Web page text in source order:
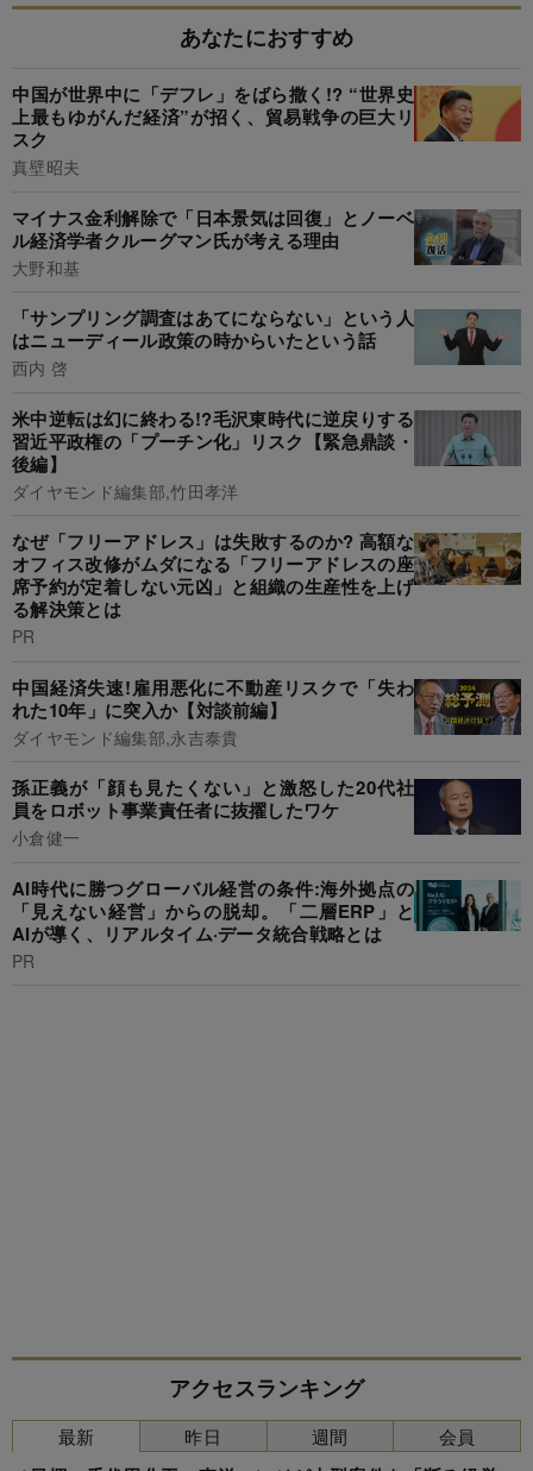
あなたにおすすめ
中国が世界中に「デフレ」をばら撒く!? “世界史
上最もゆがんだ経済”が招く、貿易戦争の巨大リ
スク
真壁昭夫
マイナス金利解除で「日本景気は回復」とノーベ
ル経済学者クルーグマン氏が考える理由
大野和基
「サンプリング調査はあてにならない」という人
はニューディール政策の時からいたという話
西内 啓
米中逆転は幻に終わる!?毛沢東時代に逆戻りする
習近平政権の「プーチン化」リスク【緊急鼎談・
後編】
ダイヤモンド編集部,竹田孝洋
なぜ「フリーアドレス」は失敗するのか? 高額な
オフィス改修がムダになる「フリーアドレスの座
席予約が定着しない元凶」と組織の生産性を上げ
る解決策とは
PR
中国経済失速!雇用悪化に不動産リスクで「失わ
れた10年」に突入か【対談前編】
ダイヤモンド編集部,永吉泰貴
孫正義が「顔も見たくない」と激怒した20代社
員をロボット事業責任者に抜擢したワケ
小倉健一
AI時代に勝つグローバル経営の条件:海外拠点の
「見えない経営」からの脱却。「二層ERP」と
AIが導く、リアルタイム·データ統合戦略とは
PR
アクセスランキング
最新 昨日 週間 会員